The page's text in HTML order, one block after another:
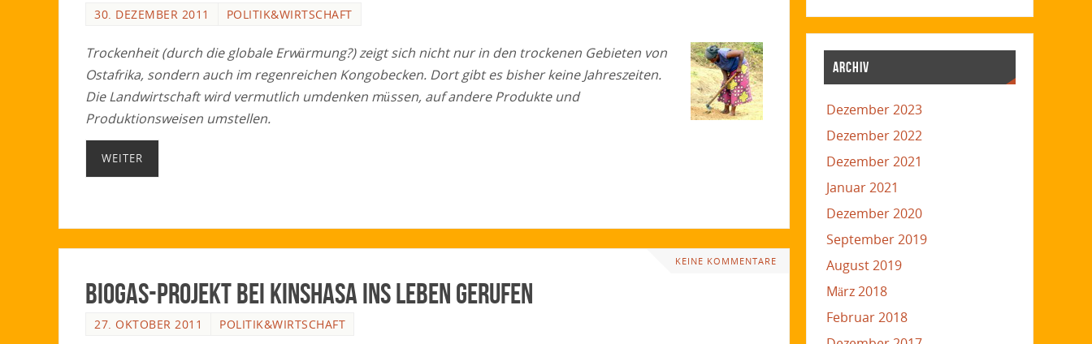
30. DEZEMBER 2011 POLITIK&WIRTSCHAFT
Trockenheit (durch die globale Erwärmung?) zeigt sich nicht nur in den trockenen Gebieten von
Ostafrika, sondern auch im regenreichen Kongobecken. Dort gibt es bisher keine Jahreszeiten.
Die Landwirtschaft wird vermutlich umdenken müssen, auf andere Produkte und
Produktionsweisen umstellen.
WEITER
KEINE KOMMENTARE
Biogas-Projekt bei Kinshasa ins Leben gerufen
27. OKTOBER 2011 POLITIK&WIRTSCHAFT
ARCHIV
Dezember 2023
Dezember 2022
Dezember 2021
Januar 2021
Dezember 2020
September 2019
August 2019
März 2018
Februar 2018